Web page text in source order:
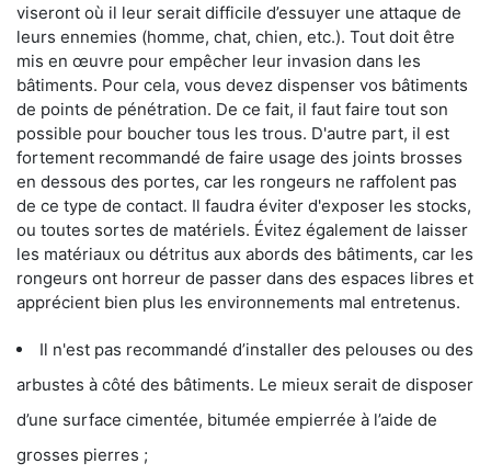
viseront où il leur serait difficile d’essuyer une attaque de
leurs ennemies (homme, chat, chien, etc.). Tout doit être
mis en œuvre pour empêcher leur invasion dans les
bâtiments. Pour cela, vous devez dispenser vos bâtiments
de points de pénétration. De ce fait, il faut faire tout son
possible pour boucher tous les trous. D'autre part, il est
fortement recommandé de faire usage des joints brosses
en dessous des portes, car les rongeurs ne raffolent pas
de ce type de contact. Il faudra éviter d'exposer les stocks,
ou toutes sortes de matériels. Évitez également de laisser
les matériaux ou détritus aux abords des bâtiments, car les
rongeurs ont horreur de passer dans des espaces libres et
apprécient bien plus les environnements mal entretenus.
Il n'est pas recommandé d’installer des pelouses ou des
arbustes à côté des bâtiments. Le mieux serait de disposer
d’une surface cimentée, bitumée empierrée à l’aide de
grosses pierres ;